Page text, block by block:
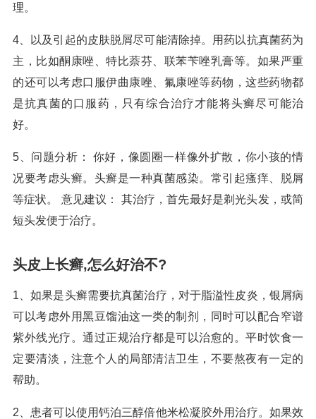
理。
4、以及引起的皮肤脱屑尽可能清除掉。用药以抗真菌药为
主，比如酮康唑、特比萘芬、联苯苄唑乳膏等。如果严重
的还可以考虑口服伊曲康唑、氟康唑等药物，这些药物都
是抗真菌的口服药，只有综合治疗才能将头癣尽可能治
好。
5、问题分析： 你好，像圆圈一样像外扩散，你小孩的情
况要考虑头癣。头癣是一种真菌感染。常引起瘙痒、脱屑
等症状。 意见建议： 其治疗，首先最好是剃光头发，或简
短头发便于治疗。
头皮上长癣,怎么好治不?
1、如果是头癣需要抗真菌治疗，对于脂溢性皮炎，银屑病
可以考虑外用黑豆馏油这一类的制剂，同时可以配合窄谱
紫外线光疗。通过正规治疗都是可以治愈的。平时饮食一
定要清淡，注意个人的局部清洁卫生，不要熬夜有一定的
帮助。
2、患者可以使用钙泊三醇倍他米松凝胶外用治疗。如果效